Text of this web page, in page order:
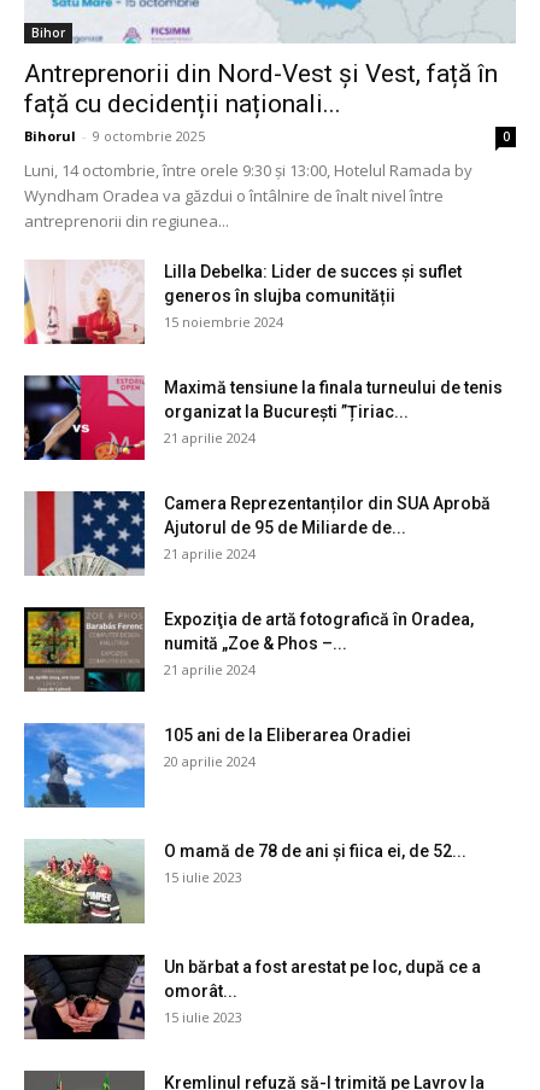
Bihor
Antreprenorii din Nord-Vest și Vest, față în
față cu decidenții naționali...
Bihorul - 9 octombrie 2025 0
Luni, 14 octombrie, între orele 9:30 și 13:00, Hotelul Ramada by
Wyndham Oradea va găzdui o întâlnire de înalt nivel între
antreprenorii din regiunea...
Lilla Debelka: Lider de succes și suflet
generos în slujba comunității
15 noiembrie 2024
Maximă tensiune la finala turneului de tenis
organizat la București ”Țiriac...
21 aprilie 2024
Camera Reprezentanților din SUA Aprobă
Ajutorul de 95 de Miliarde de...
21 aprilie 2024
Expoziţia de artă fotografică în Oradea,
numită „Zoe & Phos –...
21 aprilie 2024
105 ani de la Eliberarea Oradiei
20 aprilie 2024
O mamă de 78 de ani și fiica ei, de 52...
15 iulie 2023
Un bărbat a fost arestat pe loc, după ce a
omorât...
15 iulie 2023
Kremlinul refuză să-l trimită pe Lavrov la